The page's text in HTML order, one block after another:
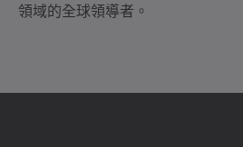
領域的全球領導者。